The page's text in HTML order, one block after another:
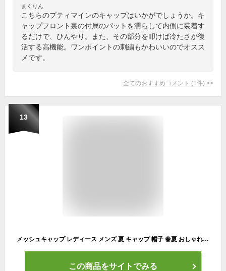
まくりん
こちらのプティマインのキャップはいかがでしょうか。キ
ャップフロント裏の付属のパットを濡らして内側に装着す
るだけで、ひんやり。また、その部分を叩けば冷たさが復
活する高機能。ワンポイントの刺繍もかわいいのでオスス
メです。
全てのおすすめコメント (1 件) >
13
メッシュキャップ レディース メンズ 夏 キャップ 帽子 春夏 おしゃれ uvカット メッシュ スポーツ キャップ キッズ ランニング 涼しい 「 シンプル パンチングメッシュ 」 冷感 浅め 大きい ビーチキャップ
この商品をサイトでみる